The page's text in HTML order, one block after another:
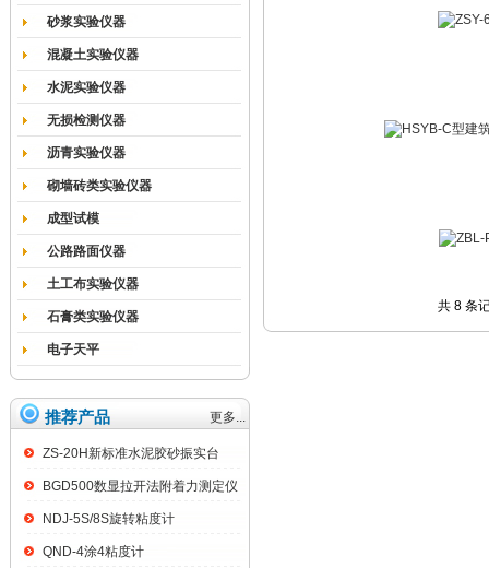
砂浆实验仪器
混凝土实验仪器
水泥实验仪器
无损检测仪器
沥青实验仪器
砌墙砖类实验仪器
成型试模
公路路面仪器
土工布实验仪器
石膏类实验仪器
电子天平
推荐产品 更多...
ZS-20H新标准水泥胶砂振实台
BGD500数显拉开法附着力测定仪
NDJ-5S/8S旋转粘度计
QND-4涂4粘度计
共 8 条